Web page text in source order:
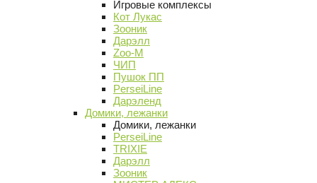
Игровые комплексы
Кот Лукас
Зооник
Дарэлл
Zoo-M
ЧИП
Пушок ПП
PerseiLine
Дарэленд
Домики, лежанки
Домики, лежанки
PerseiLine
TRIXIE
Дарэлл
Зооник